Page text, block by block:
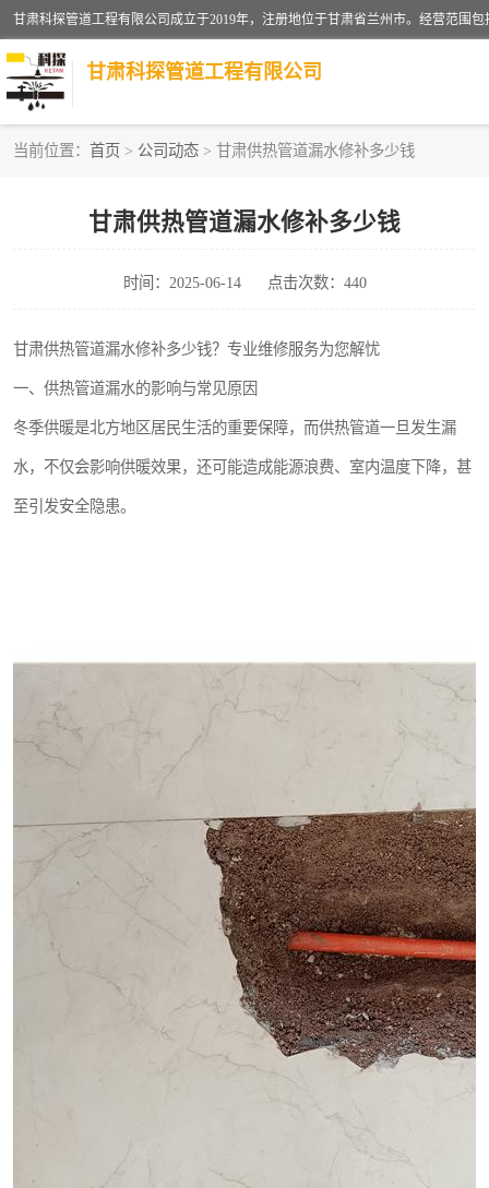
甘肃科探管道工程有限公司
当前位置： 首页 > 公司动态 > 甘肃供热管道漏水修补多少钱
甘肃供热管道漏水修补多少钱
时间：2025-06-14 点击次数：440
甘肃供热管道漏水修补多少钱？专业维修服务为您解忧
一、供热管道漏水的影响与常见原因
冬季供暖是北方地区居民生活的重要保障，而供热管道一旦发生漏
水，不仅会影响供暖效果，还可能造成能源浪费、室内温度下降，甚
至引发安全隐患。
供热管道漏水
自来水管漏水
高压车疏通清淤